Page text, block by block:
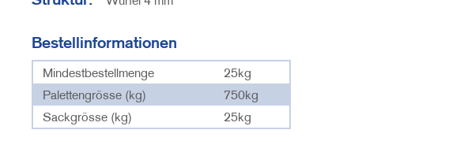
Bestellinformationen
Mindestbestellmenge
25kg
Palettengrösse (kg)
750kg
Sackgrösse (kg)
25kg